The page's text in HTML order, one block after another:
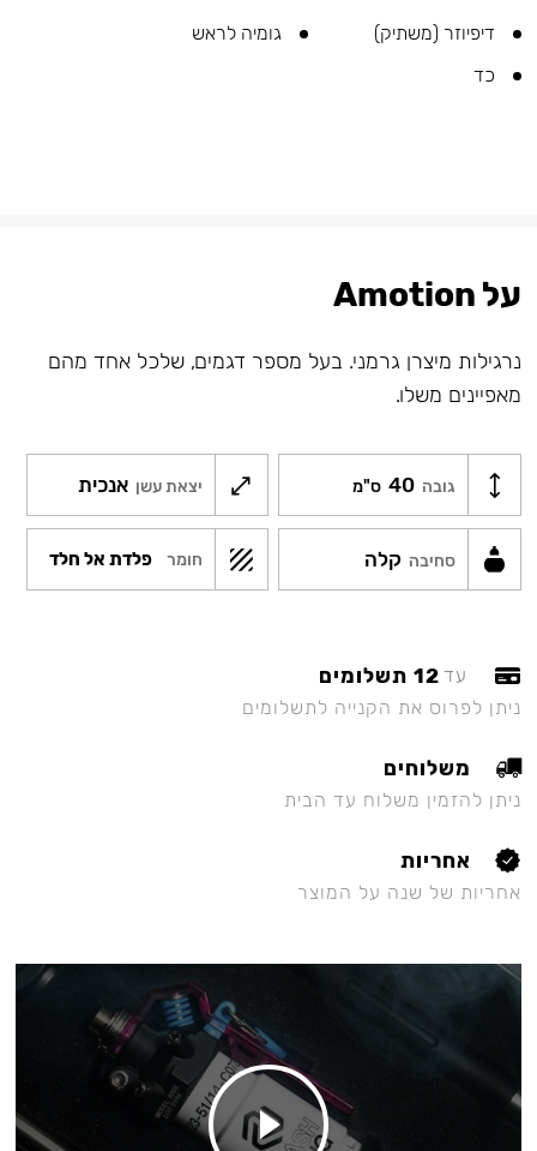
דיפיוזר (משתיק)
גומיה לראש
כד
על Amotion
נרגילות מיצרן גרמני. בעל מספר דגמים, שלכל אחד מהם
מאפיינים משלו.
גובה 40 ס"מ יצאת עשן אנכית
סחיבה קלה חומר פלדת אל חלד
עד 12 תשלומים
ניתן לפרוס את הקנייה לתשלומים
משלוחים
ניתן להזמין משלוח עד הבית
אחריות
אחריות של שנה על המוצר